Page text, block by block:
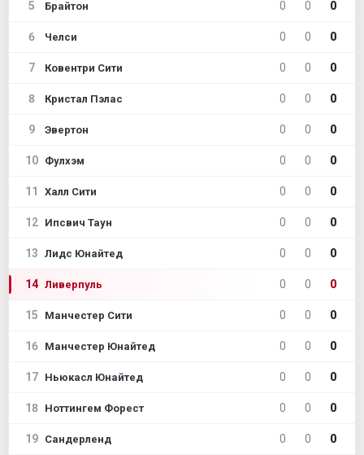
5 Брайтон 0 0 0
6 Челси 0 0 0
7 Ковентри Сити 0 0 0
8 Кристал Пэлас 0 0 0
9 Эвертон 0 0 0
10 Фулхэм 0 0 0
11 Халл Сити 0 0 0
12 Ипсвич Таун 0 0 0
13 Лидс Юнайтед 0 0 0
14 Ливерпуль 0 0 0
15 Манчестер Сити 0 0 0
16 Манчестер Юнайтед 0 0 0
17 Ньюкасл Юнайтед 0 0 0
18 Ноттингем Форест 0 0 0
19 Сандерленд 0 0 0